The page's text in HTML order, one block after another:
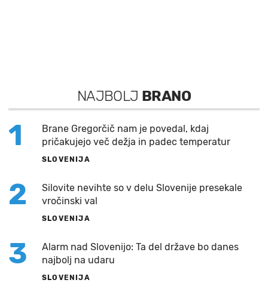
NAJBOLJ BRANO
1
Brane Gregorčič nam je povedal, kdaj
pričakujejo več dežja in padec temperatur
SLOVENIJA
2
Silovite nevihte so v delu Slovenije presekale
vročinski val
SLOVENIJA
3
Alarm nad Slovenijo: Ta del države bo danes
najbolj na udaru
SLOVENIJA